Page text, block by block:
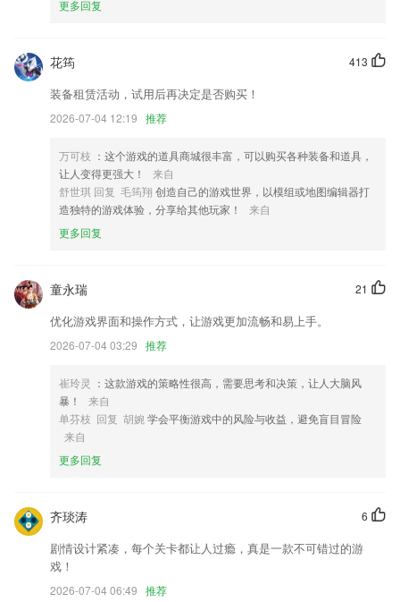
彩之源彩票最新app下载更新了什么?
支持快捷设置文本样式
升级高清数据
优化：对功能进行优化
亮度滑块增加一个选项，保留自动亮度模式。
新增：显示排卵日
到应用商店进行打分评论，说出您的使用经历，以帮助我们更好的对产品
进行优化修改。
更多回复
413
花筠
装备租赁活动，试用后再决定是否购买！
2026-07-04 12:19 推荐
万可枝 ：这个游戏的道具商城很丰富，可以购买各种装备和道具，
让人变得更强大！
来自
舒世琪 回复 毛筠翔 创造自己的游戏世界，以模组或地图编辑器打
造独特的游戏体验，分享给其他玩家！
来自
更多回复
21
童永瑞
优化游戏界面和操作方式，让游戏更加流畅和易上手。
2026-07-04 03:29 推荐
崔玲灵 ：这款游戏的策略性很高，需要思考和决策，让人大脑风
暴！
来自
单芬枝 回复 胡婉 学会平衡游戏中的风险与收益，避免盲目冒险
来自
更多回复
6
齐琰涛
剧情设计紧凑，每个关卡都让人过瘾，真是一款不可错过的游
戏！
2026-07-04 06:49 推荐